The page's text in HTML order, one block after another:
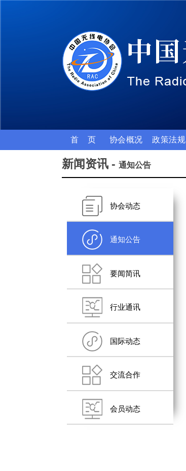
首 页 协会概况 政策法规
新闻资讯 - 通知公告
协会动态
通知公告
要闻简讯
行业通讯
国际动态
交流合作
会员动态